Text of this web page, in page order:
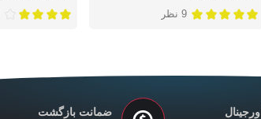
9 نظر
ضمانت بازگشت